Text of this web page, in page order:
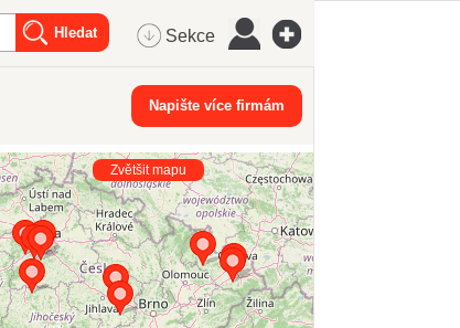
Sekce
Napište více firmám
Zvětšit mapu